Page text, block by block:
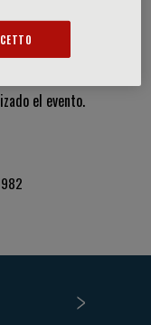
el evento.